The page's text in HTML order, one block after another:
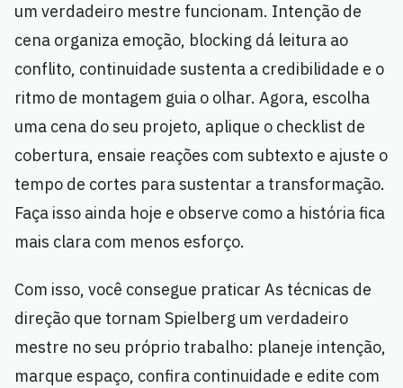
um verdadeiro mestre funcionam. Intenção de
cena organiza emoção, blocking dá leitura ao
conflito, continuidade sustenta a credibilidade e o
ritmo de montagem guia o olhar. Agora, escolha
uma cena do seu projeto, aplique o checklist de
cobertura, ensaie reações com subtexto e ajuste o
tempo de cortes para sustentar a transformação.
Faça isso ainda hoje e observe como a história fica
mais clara com menos esforço.
Com isso, você consegue praticar As técnicas de
direção que tornam Spielberg um verdadeiro
mestre no seu próprio trabalho: planeje intenção,
marque espaço, confira continuidade e edite com